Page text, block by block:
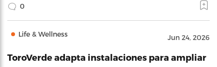
0
Life & Wellness Jun 24, 2026
ToroVerde adapta instalaciones para ampliar